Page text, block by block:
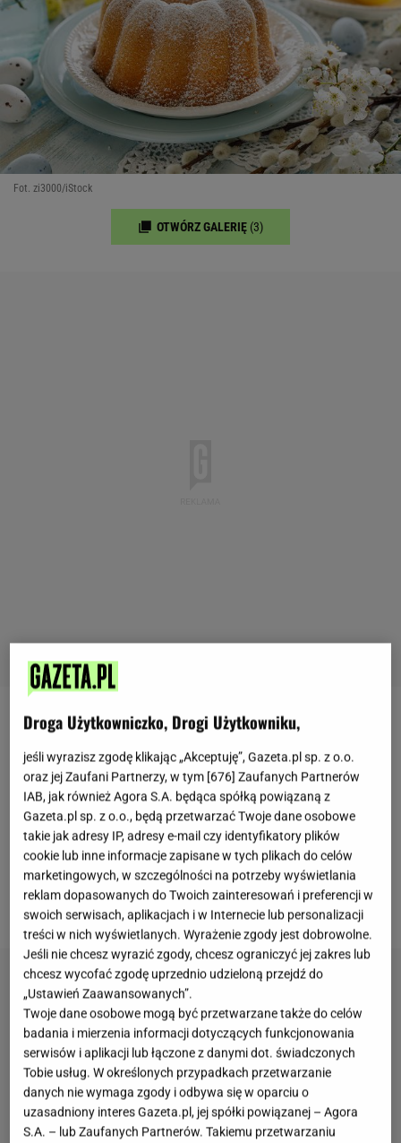
Fot. zi3000/iStock
OTWÓRZ GALERIĘ (3)
Babka na Wielkanoc to wcale nie taka trudna rzecz
do zrobienia, mogę powiedzieć, że naprawdę łatwa.
Ten przepis na babkę wielkanocną jest nie tylko
bardzo łatwy, lecz także szybki niczym torpeda.
Wystarczy po prostu zmiksować składniki w
odpowiedniej kolejności i upiec. Taka babka
wielkanocna jest długo wilgotna i nie kruszy się przy
krojeniu. Jednym słowem - mniam!
Droga Użytkowniczko, Drogi Użytkowniku,
jeśli wyrazisz zgodę klikając „Akceptuję”, Gazeta.pl sp. z o.o.
oraz jej Zaufani Partnerzy, w tym [676] Zaufanych Partnerów
IAB, jak również Agora S.A. będąca spółką powiązaną z
Gazeta.pl sp. z o.o., będą przetwarzać Twoje dane osobowe
takie jak adresy IP, adresy e-mail czy identyfikatory plików
cookie lub inne informacje zapisane w tych plikach do celów
marketingowych, w szczególności na potrzeby wyświetlania
reklam dopasowanych do Twoich zainteresowań i preferencji w
swoich serwisach, aplikacjach i w Internecie lub personalizacji
treści w nich wyświetlanych. Wyrażenie zgody jest dobrowolne.
Jeśli nie chcesz wyrazić zgody, chcesz ograniczyć jej zakres lub
chcesz wycofać zgodę uprzednio udzieloną przejdź do
„Ustawień Zaawansowanych”.
Twoje dane osobowe mogą być przetwarzane także do celów
badania i mierzenia informacji dotyczących funkcjonowania
serwisów i aplikacji lub łączone z danymi dot. świadczonych
Tobie usług. W określonych przypadkach przetwarzanie
danych nie wymaga zgody i odbywa się w oparciu o
uzasadniony interes Gazeta.pl, jej spółki powiązanej – Agora
S.A. – lub Zaufanych Partnerów. Takiemu przetwarzaniu